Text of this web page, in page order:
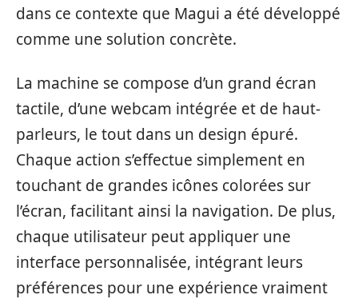
dans ce contexte que Magui a été développé
comme une solution concrète.
La machine se compose d’un grand écran
tactile, d’une webcam intégrée et de haut-
parleurs, le tout dans un design épuré.
Chaque action s’effectue simplement en
touchant de grandes icônes colorées sur
l’écran, facilitant ainsi la navigation. De plus,
chaque utilisateur peut appliquer une
interface personnalisée, intégrant leurs
préférences pour une expérience vraiment